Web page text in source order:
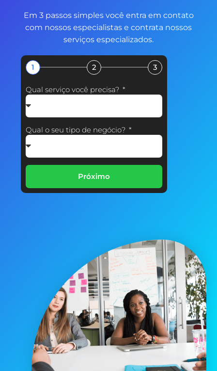
Em 3 passos simples você entra em contato
com nossos especialistas e contrata nossos
serviços especializados.
1 2 3
Qual serviço você precisa?
Qual o seu tipo de negócio?
Próximo